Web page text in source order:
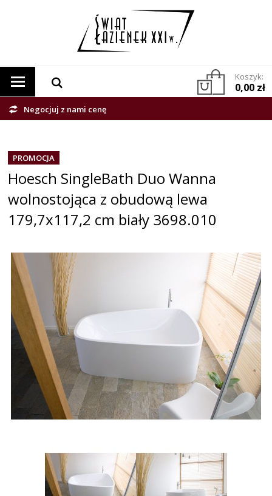
Koszyk:
0,00 zł
Negocjuj z nami cenę
PROMOCJA
Hoesch SingleBath Duo Wanna
wolnostojąca z obudową lewa
179,7x117,2 cm biały 3698.010